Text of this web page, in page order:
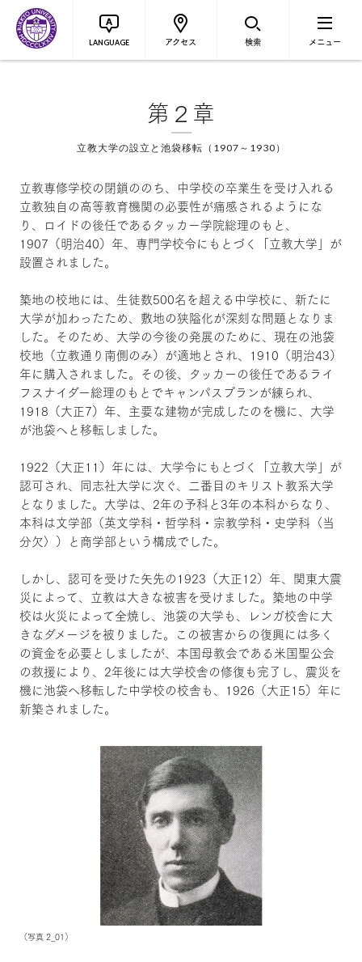
LANGUAGE アクセス 検索 メニュー
第２章
立教大学の設立と池袋移転（1907～1930）
立教専修学校の閉鎖ののち、中学校の卒業生を受け入れる
立教独自の高等教育機関の必要性が痛感されるようにな
り、ロイドの後任であるタッカー学院総理のもと、
1907（明治40）年、専門学校令にもとづく「立教大学」が
設置されました。
築地の校地には、生徒数500名を超える中学校に、新たに
大学が加わったため、敷地の狭隘化が深刻な問題となりま
した。そのため、大学の今後の発展のために、現在の池袋
校地（立教通り南側のみ）が適地とされ、1910（明治43）
年に購入されました。その後、タッカーの後任であるライ
フスナイダー総理のもとでキャンパスプランが練られ、
1918（大正7）年、主要な建物が完成したのを機に、大学
が池袋へと移転しました。
1922（大正11）年には、大学令にもとづく「立教大学」が
認可され、同志社大学に次ぐ、二番目のキリスト教系大学
となりました。大学は、2年の予科と3年の本科からなり、
本科は文学部（英文学科・哲学科・宗教学科・史学科〈当
分欠〉）と商学部という構成でした。
しかし、認可を受けた矢先の1923（大正12）年、関東大震
災によって、立教は大きな被害を受けました。築地の中学
校は火災によって全焼し、池袋の大学も、レンガ校舎に大
きなダメージを被りました。この被害からの復興には多く
の資金を必要としましたが、本国母教会である米国聖公会
の救援により、2年後には大学校舎の修復も完了し、震災を
機に池袋へ移転した中学校の校舎も、1926（大正15）年に
新築されました。
（写真 2_01）